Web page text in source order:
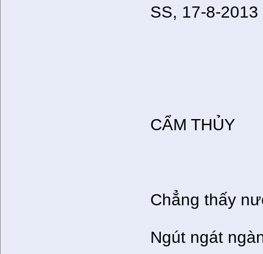
SS, 17-8-2013
CẨM THỦY
Chẳng thấy
Ngút ngát